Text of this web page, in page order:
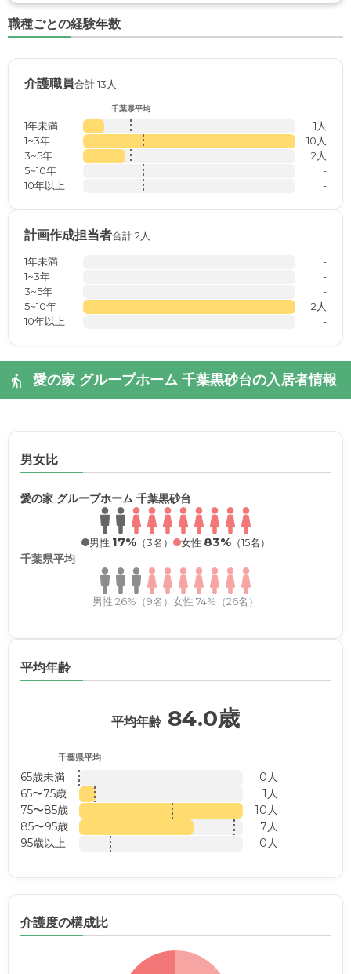
職種ごとの経験年数
介護職員合計 13人
千葉県平均
1年未満
1人
1~3年
10人
3~5年
2人
5~10年
-
10年以上
-
計画作成担当者合計 2人
1年未満
-
1~3年
-
3~5年
-
5~10年
2人
10年以上
-
愛の家 グループホーム 千葉黒砂台の入居者情報
男女比
愛の家 グループホーム 千葉黒砂台
男性 17%（3名） 女性 83%（15名）
千葉県平均
男性 26%（9名） 女性 74%（26名）
平均年齢
平均年齢 84.0歳
千葉県平均
65歳未満
0人
65〜75歳
1人
75〜85歳
10人
85〜95歳
7人
95歳以上
0人
介護度の構成比